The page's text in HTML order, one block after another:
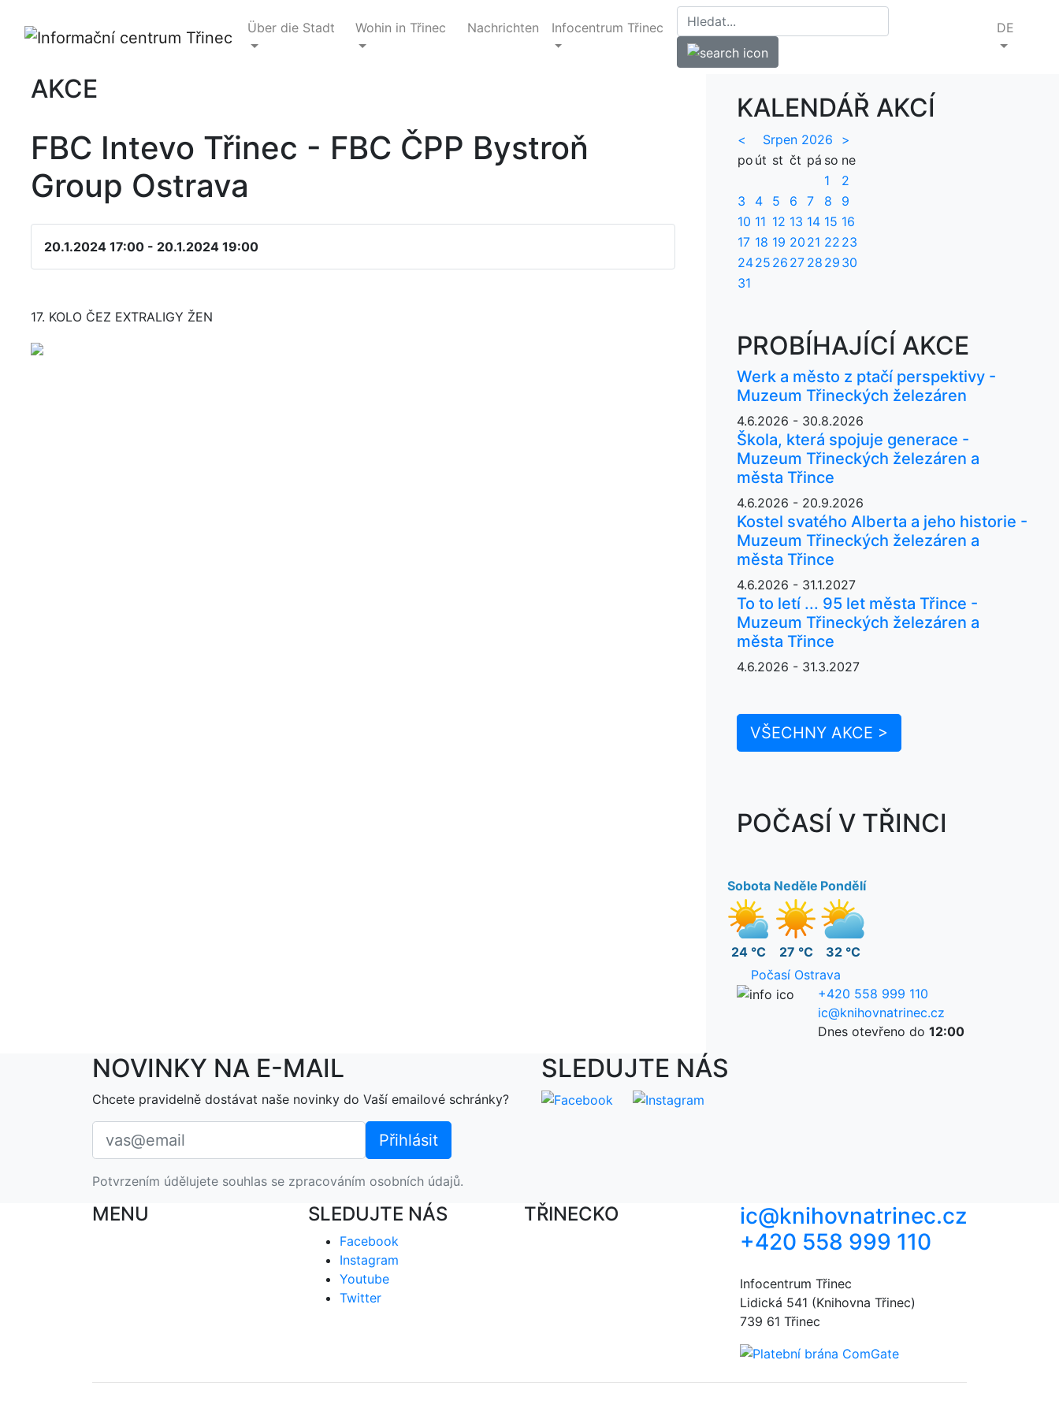
Über die Stadt Wohin in Třinec Nachrichten Infocentrum Třinec DE
AKCE
FBC Intevo Třinec - FBC ČPP Bystroň
Group Ostrava
20.1.2024 17:00 - 20.1.2024 19:00
17. KOLO ČEZ EXTRALIGY ŽEN
KALENDÁŘ AKCÍ
< Srpen 2026
>
po út st čt pá so ne
1
2
3
4 5 6 7 8
9
10 11 12 13 14 15 16
17 18 19 20 21 22 23
2425 26 27 28 29 30
31
PROBÍHAJÍCÍ AKCE
Werk a město z ptačí perspektivy -
Muzeum Třineckých železáren
4.6.2026 - 30.8.2026
Škola, která spojuje generace -
Muzeum Třineckých železáren a
města Třince
4.6.2026 - 20.9.2026
Kostel svatého Alberta a jeho historie -
Muzeum Třineckých železáren a
města Třince
4.6.2026 - 31.1.2027
To to letí ... 95 let města Třince -
Muzeum Třineckých železáren a
města Třince
4.6.2026 - 31.3.2027
VŠECHNY AKCE >
POČASÍ V TŘINCI
Sobota
24 °C
Neděle
27 °C
Pondělí
32 °C
Počasí Ostrava
+420 558 999 110
ic@knihovnatrinec.cz
Dnes otevřeno do 12:00
NOVINKY NA E-MAIL
Chcete pravidelně dostávat naše novinky do Vaší emailové schránky?
Potvrzením údělujete souhlas se zpracováním osobních údajů.
SLEDUJTE NÁS
MENU SLEDUJTE NÁS
Facebook
Instagram
Youtube
Twitter
TŘINECKO
ic@knihovnatrinec.cz
+420 558 999 110
Infocentrum Třinec
Lidická 541 (Knihovna Třinec)
739 61 Třinec